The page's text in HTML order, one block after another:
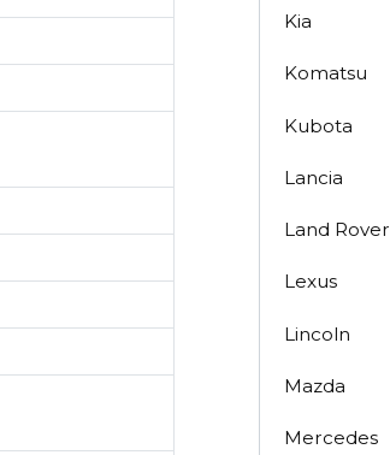
Kia
Komatsu
Kubota
Lancia
Land Rover
Lexus
Lincoln
Mazda
Mercedes